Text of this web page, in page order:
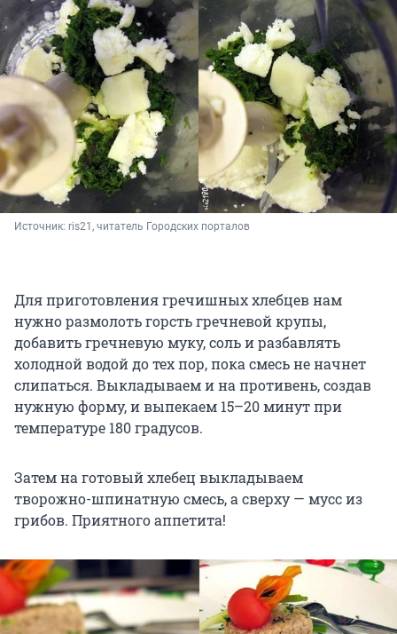
Источник: ris21, читатель Городских порталов
Для приготовления гречишных хлебцев нам
нужно размолоть горсть гречневой крупы,
добавить гречневую муку, соль и разбавлять
холодной водой до тех пор, пока смесь не начнет
слипаться. Выкладываем и на противень, создав
нужную форму, и выпекаем 15–20 минут при
температуре 180 градусов.
Затем на готовый хлебец выкладываем
творожно-шпинатную смесь, а сверху — мусс из
грибов. Приятного аппетита!